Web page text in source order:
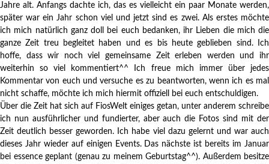
Jahre alt. Anfangs dachte ich, das es vielleicht ein paar Monate werden,
später war ein Jahr schon viel und jetzt sind es zwei. Als erstes möchte
ich mich natürlich ganz doll bei euch bedanken, ihr Lieben die mich die
ganze Zeit treu begleitet haben und es bis heute geblieben sind. Ich
hoffe, dass wir noch viel gemeinsame Zeit erleben werden und ihr
weiterhin so viel kommentiert^^ Ich freue mich immer über jedes
Kommentar von euch und versuche es zu beantworten, wenn ich es mal
nicht schaffe, möchte ich mich hiermit offiziell bei euch entschuldigen.
Über die Zeit hat sich auf FiosWelt einiges getan, unter anderem schreibe
ich nun ausführlicher und fundierter, aber auch die Fotos sind mit der
Zeit deutlich besser geworden. Ich habe viel dazu gelernt und war auch
dieses Jahr wieder auf einigen Events. Das nächste ist bereits im Januar
bei essence geplant (genau zu meinem Geburtstag^^). Außerdem besitze